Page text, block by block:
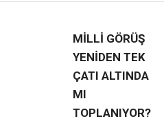
MİLLİ GÖRÜŞ
YENİDEN TEK
ÇATI ALTINDA
MI
TOPLANIYOR?